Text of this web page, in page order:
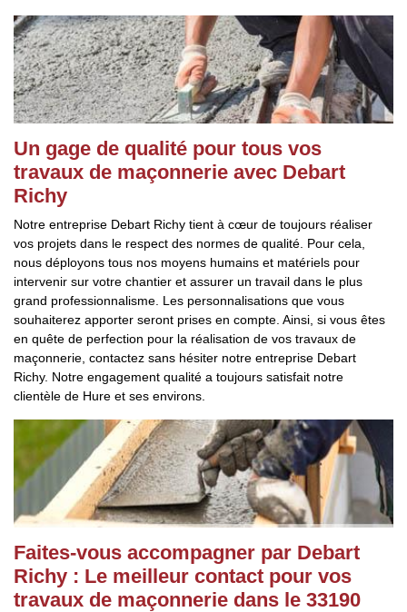
Un gage de qualité pour tous vos
travaux de maçonnerie avec Debart
Richy
Notre entreprise Debart Richy tient à cœur de toujours réaliser
vos projets dans le respect des normes de qualité. Pour cela,
nous déployons tous nos moyens humains et matériels pour
intervenir sur votre chantier et assurer un travail dans le plus
grand professionnalisme. Les personnalisations que vous
souhaiterez apporter seront prises en compte. Ainsi, si vous êtes
en quête de perfection pour la réalisation de vos travaux de
maçonnerie, contactez sans hésiter notre entreprise Debart
Richy. Notre engagement qualité a toujours satisfait notre
clientèle de Hure et ses environs.
Faites-vous accompagner par Debart
Richy : Le meilleur contact pour vos
travaux de maçonnerie dans le 33190